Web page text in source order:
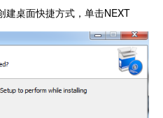
桌面快捷方式，单击NEXT